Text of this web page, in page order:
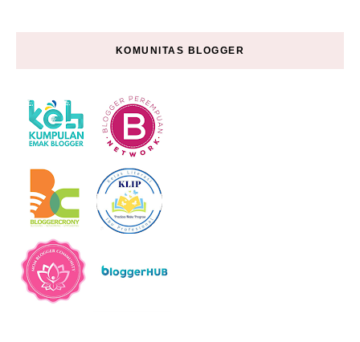
KOMUNITAS BLOGGER